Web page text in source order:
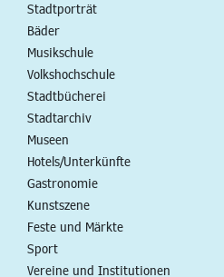
Stadtporträt
Bäder
Musikschule
Volkshochschule
Stadtbücherei
Stadtarchiv
Museen
Hotels/Unterkünfte
Gastronomie
Kunstszene
Feste und Märkte
Sport
Vereine und Institutionen